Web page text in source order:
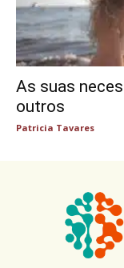
As suas
outros
Patricia Tavares